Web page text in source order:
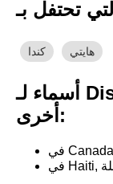
كندا هايتي
أسماء لـ Discovery Day في بلدان
أخرى: